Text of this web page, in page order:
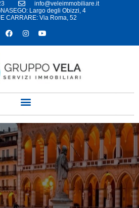
info@veleimmobiliare.it
Largo degli Obizzi, 4
CARRARE: Via Roma, 52